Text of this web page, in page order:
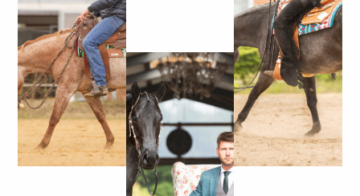
Spare
10% Mit
Dem
Code
"WE
ROCK
THE
RAIL"
INNOVATION
OF
SUITING
Spare
15% Mit
Dem
Code:
Pt_eaglefree